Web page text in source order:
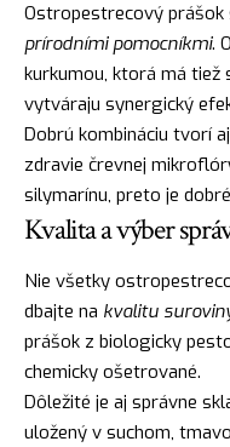
Ostropestrecový prášok
prírodními pomocníkmi.
kurkumou, ktorá má tiež
vytváraju synergický
Dobrú kombináciu tvorí
zdravie črevnej
silymarínu, preto je
Kvalita a výber
Nie všetky
dbajte na kvalitu
prášok z biologicky
chemicky ošetrované.
Dôležité je aj správne
uložený v suchom,